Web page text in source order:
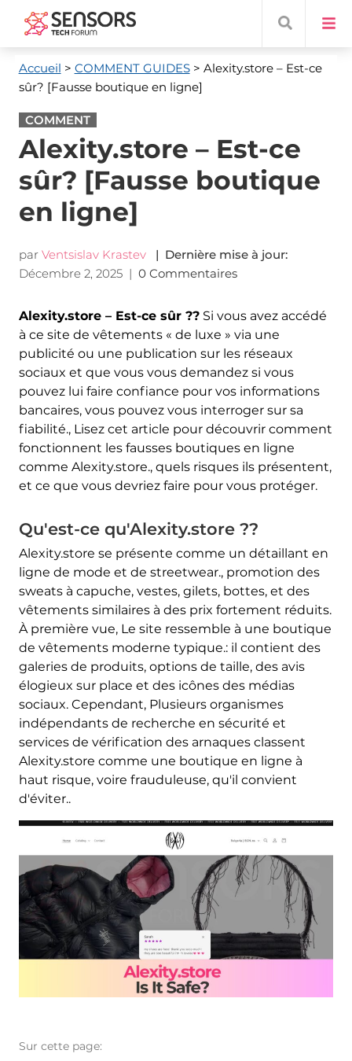
Accueil > COMMENT GUIDES > Alexity.store– Est-ce
sûr? [Fausse boutique en ligne]
COMMENT
Alexity.store – Est-ce
sûr? [Fausse boutique
en ligne]
par Ventsislav Krastev
| Dernière mise à jour:
Décembre 2, 2025| 0 Commentaires
Alexity.store – Est-ce sûr ??Si vous avez accédé
à ce site de vêtements « de luxe » via une
publicité ou une publication sur les réseaux
sociaux et que vous vous demandez si vous
pouvez lui faire confiance pour vos informations
bancaires, vous pouvez vous interroger sur sa
fiabilité., Lisez cet article pour découvrir comment
fonctionnent les fausses boutiques en ligne
comme Alexity.store., quels risques ils présentent,
et ce que vous devriez faire pour vous protéger.
Qu'est-ce qu'Alexity.store ??
Alexity.store se présente comme un détaillant en
ligne de mode et de streetwear., promotion des
sweats à capuche, vestes, gilets, bottes, et des
vêtements similaires à des prix fortement réduits.
À première vue, Le site ressemble à une boutique
de vêtements moderne typique.: il contient des
galeries de produits, options de taille, des avis
élogieux sur place et des icônes des médias
sociaux. Cependant, Plusieurs organismes
indépendants de recherche en sécurité et
services de vérification des arnaques classent
Alexity.store comme une boutique en ligne à
haut risque, voire frauduleuse, qu'il convient
d'éviter..
Sur cette page: